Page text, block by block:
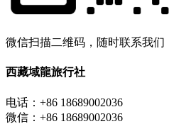
微信扫描二维码，随时联系我们
西藏域龍旅行社
电话：+86 18689002036
微信：+86 18689002036